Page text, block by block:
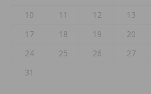
10
11 12 13
17
18 19 20
24
25 26 27
31